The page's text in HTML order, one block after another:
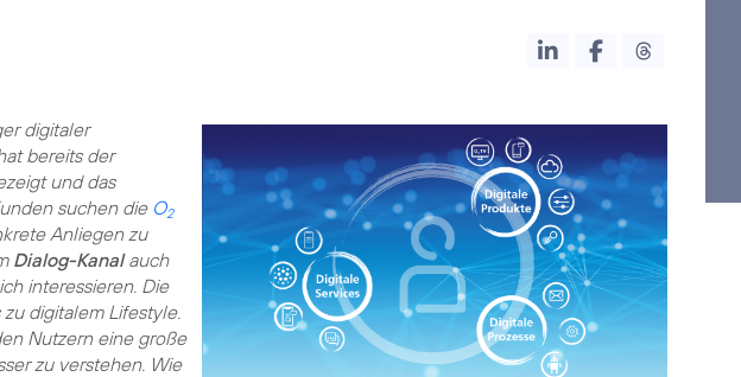
digitaler
bereits der
und das
suchen die O2
Anliegen zu
Dialog-Kanalauch
interessieren. Die
digitalem Lifestyle.
Nutzern eine große
zu verstehen. Wie